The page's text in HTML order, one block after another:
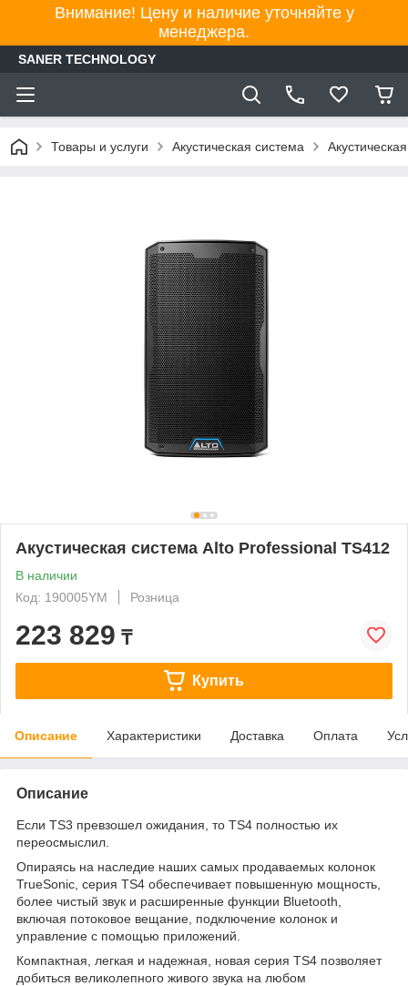
Внимание! Цену и наличие уточняйте у
менеджера.
SANER TECHNOLOGY
Товары и услуги Акустическая система
Акустическая система Alto Professional TS412
В наличии
Код: 190005YM
Розница
223 829 ₸
Купить
Описание Характеристики Доставка Оплата
Описание
Если TS3 превзошел ожидания, то TS4 полностью их
переосмыслил.
Опираясь на наследие наших самых продаваемых колонок
TrueSonic, серия TS4 обеспечивает повышенную мощность,
более чистый звук и расширенные функции Bluetooth,
включая потоковое вещание, подключение колонок и
управление с помощью приложений.
Компактная, легкая и надежная, новая серия TS4 позволяет
добиться великолепного живого звука на любом